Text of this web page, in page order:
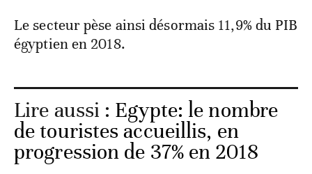
Le secteur pèse ainsi désormais 11,9% du PIB
égyptien en 2018.
Lire aussi : Egypte: le nombre
de touristes accueillis, en
progression de 37% en 2018